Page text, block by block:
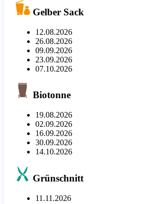
Gelber Sack
12.08.2026
26.08.2026
09.09.2026
23.09.2026
07.10.2026
Biotonne
19.08.2026
02.09.2026
16.09.2026
30.09.2026
14.10.2026
Grünschnitt
11.11.2026